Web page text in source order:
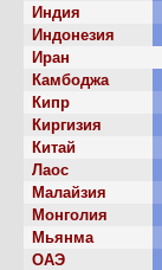
Индия
Индонезия
Иран
Камбоджа
Кипр
Киргизия
Китай
Лаос
Малайзия
Монголия
Мьянма
ОАЭ